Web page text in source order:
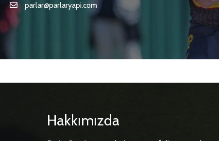
parlar@parlaryapi.com
Hakkımızda